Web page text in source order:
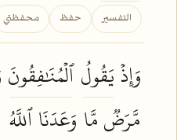
التفسير حفظ محفظتي
وَإِذۡيَقُولُٱلۡمُنَٰفِقُونَ
مَّرَضٞمَّا وَعَدَنَاٱللَّهُ